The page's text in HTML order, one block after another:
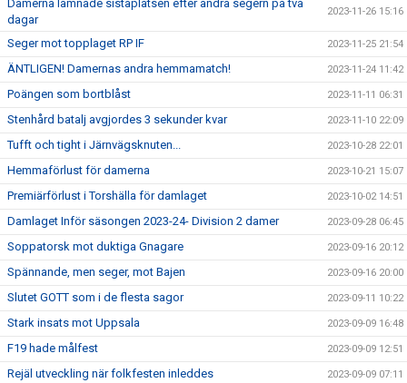
Damerna lämnade sistaplatsen efter andra segern på två
dagar
2023-11-26 15:16
Seger mot topplaget RP IF 2023-11-25 21:54
ÄNTLIGEN! Damernas andra hemmamatch! 2023-11-24 11:42
Poängen som bortblåst 2023-11-11 06:31
Stenhård batalj avgjordes 3 sekunder kvar 2023-11-10 22:09
Tufft och tight i Järnvägsknuten... 2023-10-28 22:01
Hemmaförlust för damerna 2023-10-21 15:07
Premiärförlust i Torshälla för damlaget 2023-10-02 14:51
Damlaget Inför säsongen 2023-24- Division 2 damer 2023-09-28 06:45
Soppatorsk mot duktiga Gnagare 2023-09-16 20:12
Spännande, men seger, mot Bajen 2023-09-16 20:00
Slutet GOTT som i de flesta sagor 2023-09-11 10:22
Stark insats mot Uppsala 2023-09-09 16:48
F19 hade målfest 2023-09-09 12:51
Rejäl utveckling när folkfesten inleddes 2023-09-09 07:11